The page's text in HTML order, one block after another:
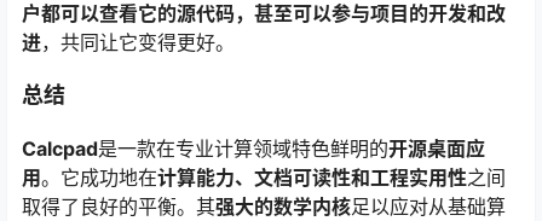
户都可以查看它的源代码，甚至可以参与项目的开发和改
进，共同让它变得更好。
总结
Calcpad是一款在专业计算领域特色鲜明的开源桌面应
用。它成功地在计算能力、文档可读性和工程实用性之间
取得了良好的平衡。其强大的数学内核足以应对从基础算